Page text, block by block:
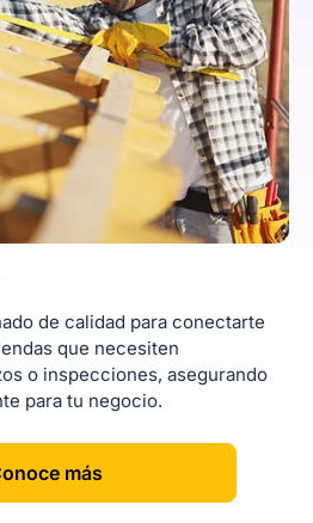
de calidad para conectarte
que necesiten
o inspecciones, asegurando
para tu negocio.
más]